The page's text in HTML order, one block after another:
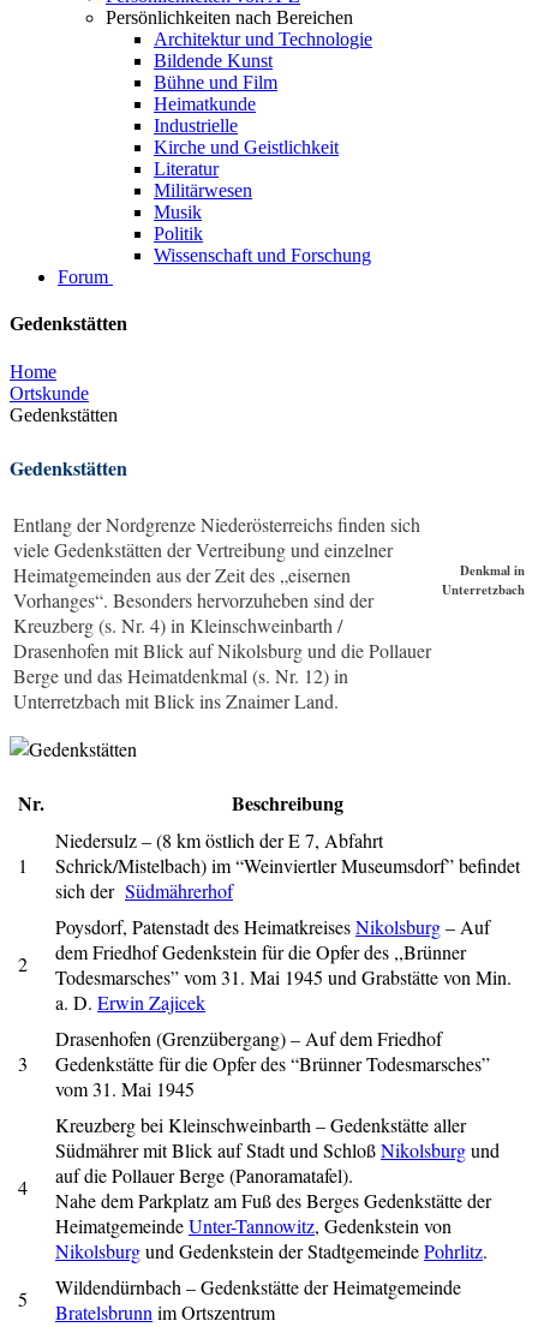
Persönlichkeiten nach Bereichen
Architektur und Technologie
Bildende Kunst
Bühne und Film
Heimatkunde
Industrielle
Kirche und Geistlichkeit
Literatur
Militärwesen
Musik
Politik
Wissenschaft und Forschung
Forum
Gedenkstätten
Home
Ortskunde
Gedenkstätten
Gedenkstätten
Entlang der Nordgrenze Niederösterreichs finden sich
viele Gedenkstätten der Vertreibung und einzelner
Heimatgemeinden aus der Zeit des „eisernen
Vorhanges“. Besonders hervorzuheben sind der
Kreuzberg (s. Nr. 4) in Kleinschweinbarth /
Drasenhofen mit Blick auf Nikolsburg und die Pollauer
Berge und das Heimatdenkmal (s. Nr. 12) in
Unterretzbach mit Blick ins Znaimer Land.
Denkmal in
Unterretzbach
Nr. Beschreibung
1
Niedersulz – (8 km östlich der E 7, Abfahrt
Schrick/Mistelbach) im “Weinviertler Museumsdorf” befindet
sich der Südmährerhof
2
Poysdorf, Patenstadt des HeimatkreisesNikolsburg– Auf
dem Friedhof Gedenkstein für die Opfer des ,,Brünner
Todesmarsches” vom 31. Mai 1945 und Grabstätte von Min.
a. D. Erwin Zajicek
3
Drasenhofen (Grenzübergang) – Auf dem Friedhof
Gedenkstätte für die Opfer des “Brünner Todesmarsches”
vom 31. Mai 1945
4
Kreuzberg bei Kleinschweinbarth – Gedenkstätte aller
Südmährer mit Blick auf Stadt und SchloßNikolsburgund
auf die Pollauer Berge (Panoramatafel).
Nahe dem Parkplatz am Fuß des BergesGedenkstätte der
HeimatgemeindeUnter-Tannowitz, Gedenkstein von
Nikolsburgund Gedenkstein der StadtgemeindePohrlitz.
5
Wildendürnbach – Gedenkstätte der Heimatgemeinde
Bratelsbrunn im Ortszentrum